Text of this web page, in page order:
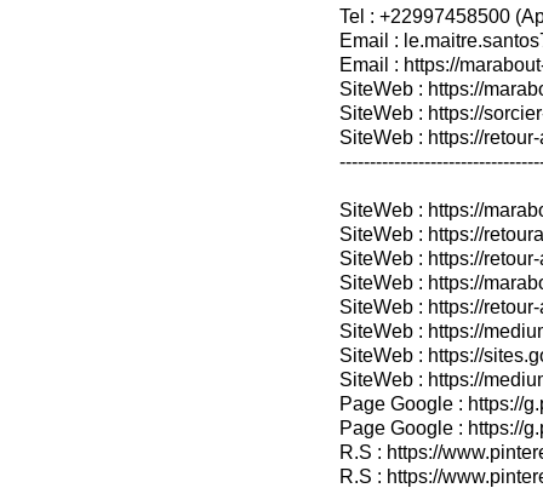
Tel : +22997458500
Email :
Email : https://
SiteWeb : https://
SiteWeb : https://
SiteWeb : https://
SiteWeb : https://
SiteWeb : https://
SiteWeb : https://
SiteWeb : https://
SiteWeb : https://
SiteWeb : https://
SiteWeb : https://
SiteWeb : https://
Page Google : https://
Page Google : https://
R.S : https://
R.S : https://